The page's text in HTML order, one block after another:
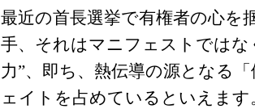
最近の首長選挙で有権者の心を
手、それはマニフェストではな
力”、即ち、熱伝導の源となる
ェイトを占めているといえます